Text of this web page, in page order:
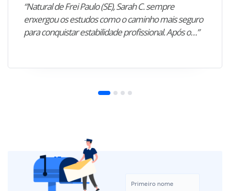
“Natural de Frei Paulo (SE), Sarah C. sempre
enxergou os estudos como o caminho mais seguro
para conquistar estabilidade profissional. Após o…”